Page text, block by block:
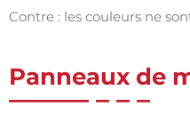
Contre : les couleurs ne
Panneaux de